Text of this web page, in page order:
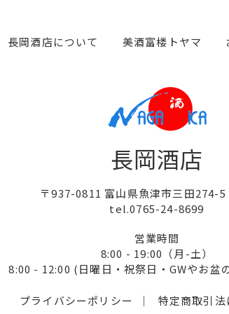
長岡酒店について 美酒富楼トヤマ
長岡酒店
〒937-0811 富山県魚津市三田274-5
tel.0765-24-8699
営業時間
8:00 - 19:00（月-土）
8:00 - 12:00 (日曜日・祝祭日・GWやお盆
プライバシーポリシー 特定商取引